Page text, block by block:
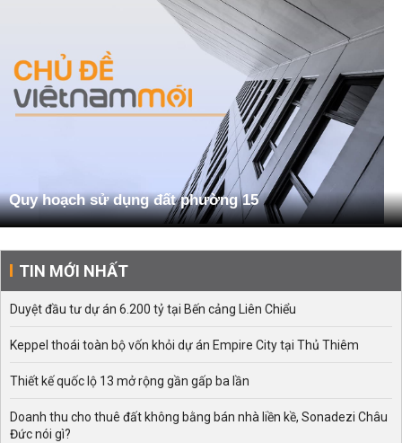
Quy hoạch sử dụng đất phường 15
TIN MỚI NHẤT
Duyệt đầu tư dự án 6.200 tỷ tại Bến cảng Liên Chiểu
Keppel thoái toàn bộ vốn khỏi dự án Empire City tại Thủ Thiêm
Thiết kế quốc lộ 13 mở rộng gần gấp ba lần
Doanh thu cho thuê đất không bằng bán nhà liền kề, Sonadezi Châu
Đức nói gì?